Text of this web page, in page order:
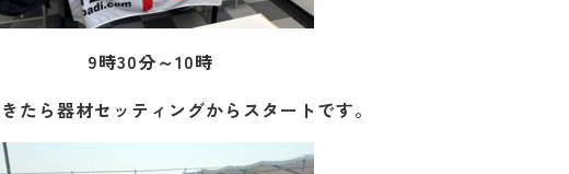
9時30分～10時
たら器材セッティングからスタートです。